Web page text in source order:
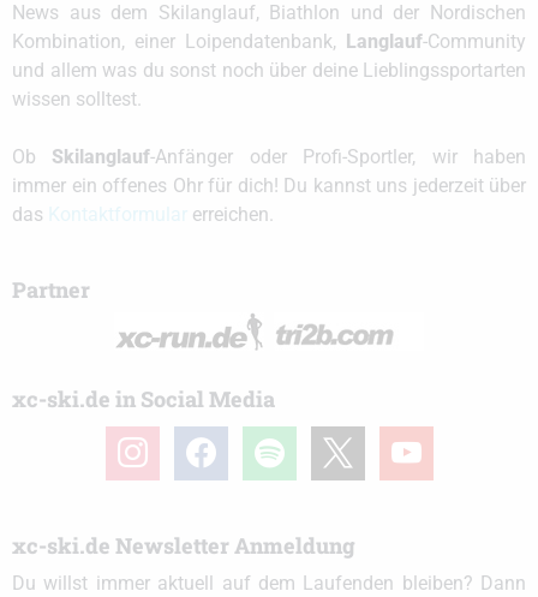
News aus dem Skilanglauf, Biathlon und der Nordischen
Kombination, einer Loipendatenbank,
Langlauf-Community
und allem was du sonst noch über deine Lieblingssportarten
wissen solltest.
Ob Skilanglauf-Anfänger oder Profi-Sportler, wir haben
immer ein offenes Ohr für dich! Du kannst uns jederzeit über
das
erreichen.
Partner
xc-ski.de in Social Media
instagramfacebook spotify youtube
xc-ski.de Newsletter Anmeldung
Du willst immer aktuell auf dem Laufenden bleiben? Dann